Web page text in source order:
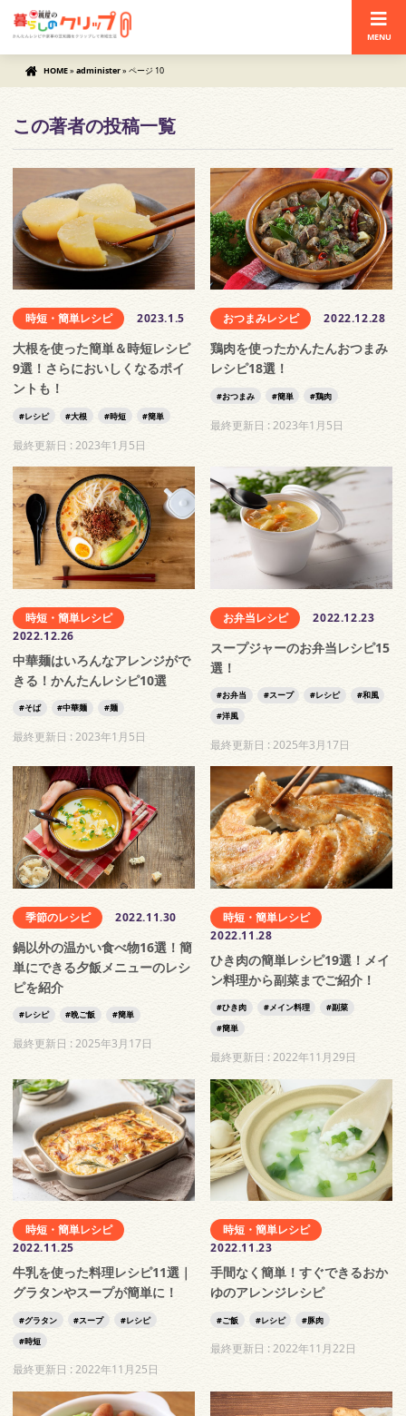
MENU
HOME» administer» ページ 10
この著者の投稿一覧
時短・簡単レシピ 2023.1.5
大根を使った簡単＆時短レシピ
9選！さらにおいしくなるポイ
ントも！
レシピ 大根 時短 簡単
最終更新日 :2023年1月5日
おつまみレシピ 2022.12.28
鶏肉を使ったかんたんおつまみ
レシピ18選！
おつまみ 簡単 鶏肉
最終更新日 :2023年1月5日
時短・簡単レシピ
2022.12.26
中華麺はいろんなアレンジがで
きる！かんたんレシピ10選
そば 中華麺 麺
最終更新日 : 2023年1月5日
お弁当レシピ 2022.12.23
スープジャーのお弁当レシピ15
選！
お弁当 スープ レシピ
和風
洋風
最終更新日 :2025年3月17日
季節のレシピ 2022.11.30
鍋以外の温かい食べ物16選！簡
単にできる夕飯メニューのレシ
ピを紹介
レシピ 晩ご飯 簡単
最終更新日 :2025年3月17日
時短・簡単レシピ
2022.11.28
ひき肉の簡単レシピ19選！メイ
ン料理から副菜までご紹介！
ひき肉 メイン料理
副菜
簡単
最終更新日 :2022年11月29日
時短・簡単レシピ
2022.11.25
牛乳を使った料理レシピ11選｜
グラタンやスープが簡単に！
グラタン スープ
レシピ
時短
最終更新日 :2022年11月25日
時短・簡単レシピ
2022.11.23
手間なく簡単！すぐできるおか
ゆのアレンジレシピ
ご飯 レシピ 豚肉
最終更新日 :2022年11月22日